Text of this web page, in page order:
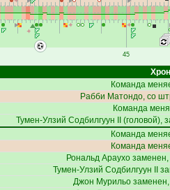
45
Команда
Рабби Матондо, со
Команда
Тумен-Улзий Содбилгуун II (головой),
Команда
Команда
Рональд Араухо
Тумен-Улзий Содбилгуун II
Джон Мурильо